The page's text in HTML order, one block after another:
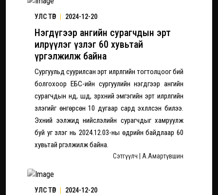
УЛС ТӨР | 2024-12-20
Нэгдүгээр ангийн сурагчдын эрт
илрүүлэг үзлэг 60 хувьтай
үргэлжилж байна
Сургуульд суурилсан эрт илрүүлгийн тогтолцоог бий
болгохоор ЕБС-ийн сургуулийн нэгдүгээр ангийн
сурагчдын нүд, шүд, зүрхний эмгэгийн эрт илрүүлгийн
үзлэгийг өнгөрсөн 10 дугаар сард эхлүүлсэн билээ.
Эхний ээлжид нийслэлийн сурагчдыг хамруулж
буй уг үзлэг нь 2024.12.03-ны өдрийн байдлаар 60
хувьтай үргэлжилж байна.
Сэтгүүлч | А.Амартүвшин
УЛС ТӨР 2024-12-20